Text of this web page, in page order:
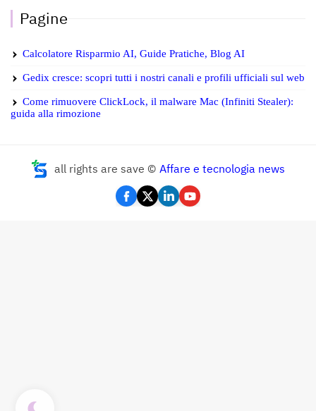
Pagine
Calcolatore Risparmio AI, Guide Pratiche, Blog AI
Gedix cresce: scopri tutti i nostri canali e profili ufficiali sul web
Come rimuovere ClickLock, il malware Mac (Infiniti Stealer):
guida alla rimozione
all rights are save © Affare e tecnologia news